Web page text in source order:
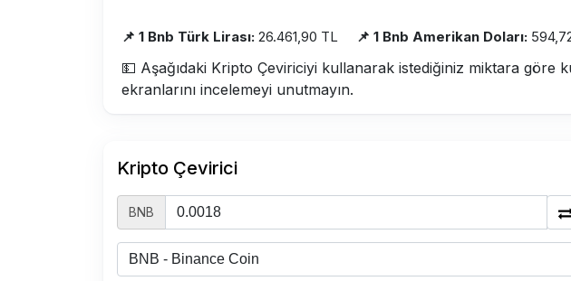
📌 1 Bnb Türk Lirası: 26.461,90 TL 📌 1 Bnb Amerikan Doları:
💵 Aşağıdaki Kripto Çeviriciyi kullanarak istediğiniz miktara
ekranlarını incelemeyi unutmayın.
Kripto Çevirici
BNB